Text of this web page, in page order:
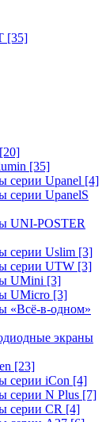
[35]
[20]
[35]
серии Upanel [4]
серии UpanelS
UNI-POSTER
серии Uslim [3]
серии UTW [3]
UMini [3]
UMicro [3]
«Всё-в-одном»
экраны
[23]
серии iCon [4]
серии N Plus [7]
серии CR [4]